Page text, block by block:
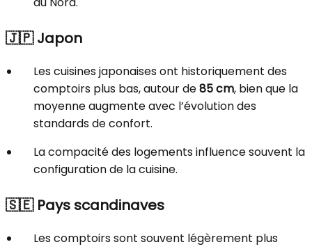
🇯🇵Japon
Les cuisines japonaises ont historiquement des
comptoirs plus bas, autour de85 cm, bien que la
moyenne augmente avec l’évolution des
standards de confort.
La compacité des logements influence souvent la
configuration de la cuisine.
🇸🇪 Pays scandinaves
Les comptoirs sont souvent légèrement plus